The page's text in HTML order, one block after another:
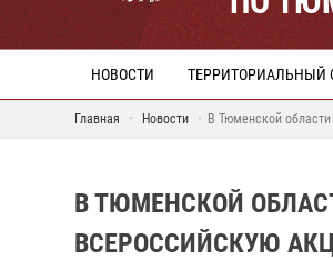
НОВОСТИ ТЕРРИТОРИАЛЬНЫЙ
Главная Новости В Тюменской
В ТЮМЕНСКОЙ
ВСЕРОССИЙСКУЮ